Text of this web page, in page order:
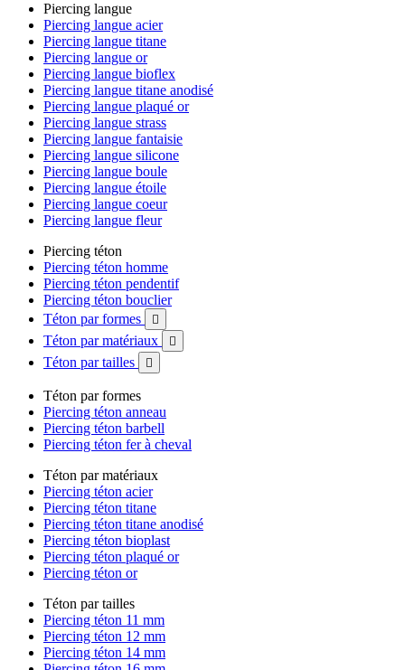
Piercing langue
Piercing langue acier
Piercing langue titane
Piercing langue or
Piercing langue bioflex
Piercing langue titane anodisé
Piercing langue plaqué or
Piercing langue strass
Piercing langue fantaisie
Piercing langue silicone
Piercing langue boule
Piercing langue étoile
Piercing langue coeur
Piercing langue fleur
Piercing téton
Piercing téton homme
Piercing téton pendentif
Piercing téton bouclier
Téton par formes

Téton par matériaux 
Téton par tailles 
Téton par formes
Piercing téton anneau
Piercing téton barbell
Piercing téton fer à cheval
Téton par matériaux
Piercing téton acier
Piercing téton titane
Piercing téton titane anodisé
Piercing téton bioplast
Piercing téton plaqué or
Piercing téton or
Téton par tailles
Piercing téton 11 mm
Piercing téton 12 mm
Piercing téton 14 mm